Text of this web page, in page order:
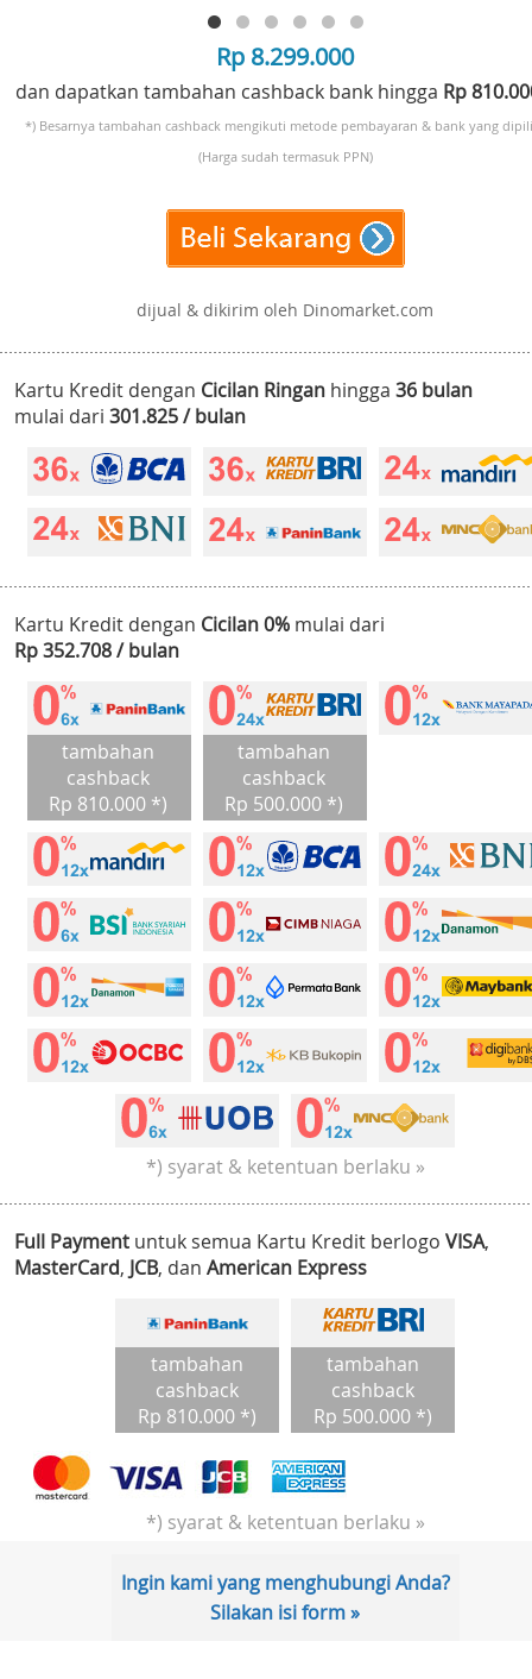
Rp 8.299.000
dan dapatkan tambahan cashback bank hingga Rp
*) Besarnya tambahan cashback mengikuti metode pembayaran & bank yang
(Harga sudah termasuk PPN)
dijual & dikirim oleh Dinomarket.com
Kartu Kredit dengan Cicilan Ringan hingga 36 bulan
mulai dari 301.825 / bulan
Kartu Kredit dengan Cicilan 0% mulai dari
Rp 352.708 / bulan
tambahan
cashback
Rp 810.000 *)
tambahan
cashback
Rp 500.000 *)
*) syarat & ketentuan berlaku »
Full Payment untuk semua Kartu Kredit berlogo VISA,
MasterCard, JCB, dan American Express
tambahan
cashback
Rp 810.000 *)
tambahan
cashback
Rp 500.000 *)
*) syarat & ketentuan berlaku »
Ingin kami yang menghubungi Anda?
Silakan isi form »